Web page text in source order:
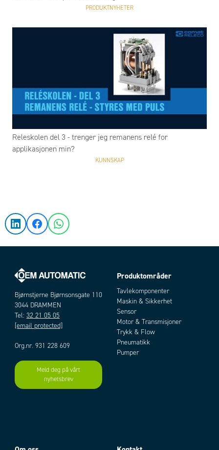
PRODUKTNYHETER
Releskolen del 3 - trenger jeg remanens relé for
applikasjonen min?
KUNNSKAP
Bjørnstjerne Bjørnsonsgate 110
3044 DRAMMEN
Tel: 32 21 05 05
[email protected]
Org.nr. 931 228 609
Meld deg på vårt
nyhetsbrev
Produktområder
Tavlekomponenter
Maskin & Sikkerhet
Sensor
Motor & Transmisjoner
Trykk & Flow
Pneumatikk
Pumper